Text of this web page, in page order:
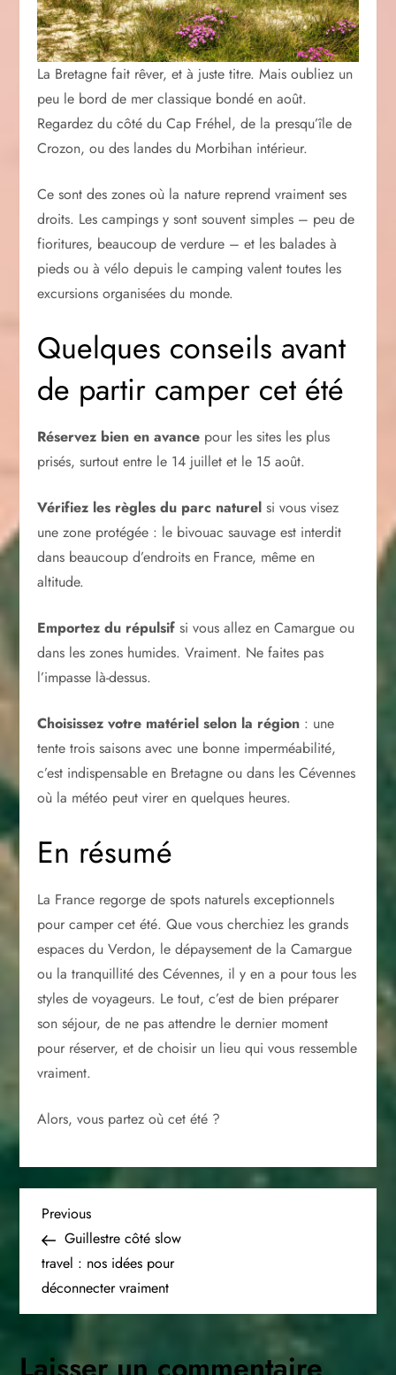
La Bretagne fait rêver, et à juste titre. Mais oubliez un
peu le bord de mer classique bondé en août.
Regardez du côté du Cap Fréhel, de la presqu’île de
Crozon, ou des landes du Morbihan intérieur.
Ce sont des zones où la nature reprend vraiment ses
droits. Les campings y sont souvent simples – peu de
fioritures, beaucoup de verdure – et les balades à
pieds ou à vélo depuis le camping valent toutes les
excursions organisées du monde.
Quelques conseils avant
de partir camper cet été
Réservez bien en avance pour les sites les plus
prisés, surtout entre le 14 juillet et le 15 août.
Vérifiez les règles du parc naturel si vous visez
une zone protégée : le bivouac sauvage est interdit
dans beaucoup d’endroits en France, même en
altitude.
Emportez du répulsif si vous allez en Camargue ou
dans les zones humides. Vraiment. Ne faites pas
l’impasse là-dessus.
Choisissez votre matériel selon la région : une
tente trois saisons avec une bonne imperméabilité,
c’est indispensable en Bretagne ou dans les Cévennes
où la météo peut virer en quelques heures.
En résumé
La France regorge de spots naturels exceptionnels
pour camper cet été. Que vous cherchiez les grands
espaces du Verdon, le dépaysement de la Camargue
ou la tranquillité des Cévennes, il y en a pour tous les
styles de voyageurs. Le tout, c’est de bien préparer
son séjour, de ne pas attendre le dernier moment
pour réserver, et de choisir un lieu qui vous ressemble
vraiment.
Alors, vous partez où cet été ?
N
a
v
Previous
Post
Previous
Guillestre côté slow
travel : nos idées pour
déconnecter vraiment